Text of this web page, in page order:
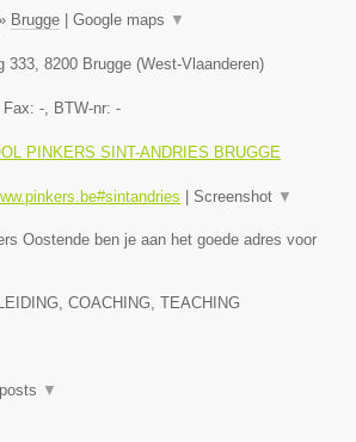
Brugge Google maps ▼
333, 8200 Brugge (West-Vlaanderen)
Fax: -, BTW-nr: -
PINKERS SINT-ANDRIES BRUGGE
Screenshot ▼
Oostende ben je aan het goede adres voor
COACHING, TEACHING
▼